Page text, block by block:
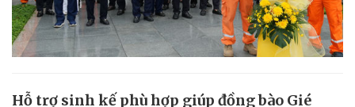
Hỗ trợ sinh kế phù hợp giúp đồng bào Gié